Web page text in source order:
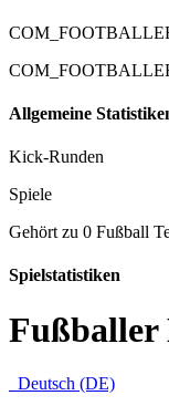
Allgemeine
Kick-Runden
Spiele
Gehört zu 0 Fußball
Spielstatistiken
Fußballer
Deutsch (DE)